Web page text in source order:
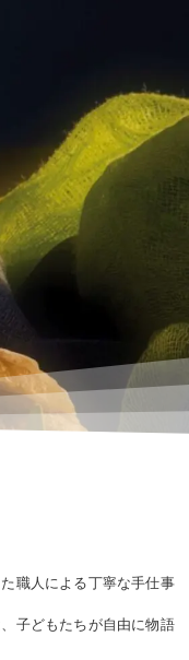
職人による丁寧な手仕事
子どもたちが自由に物語